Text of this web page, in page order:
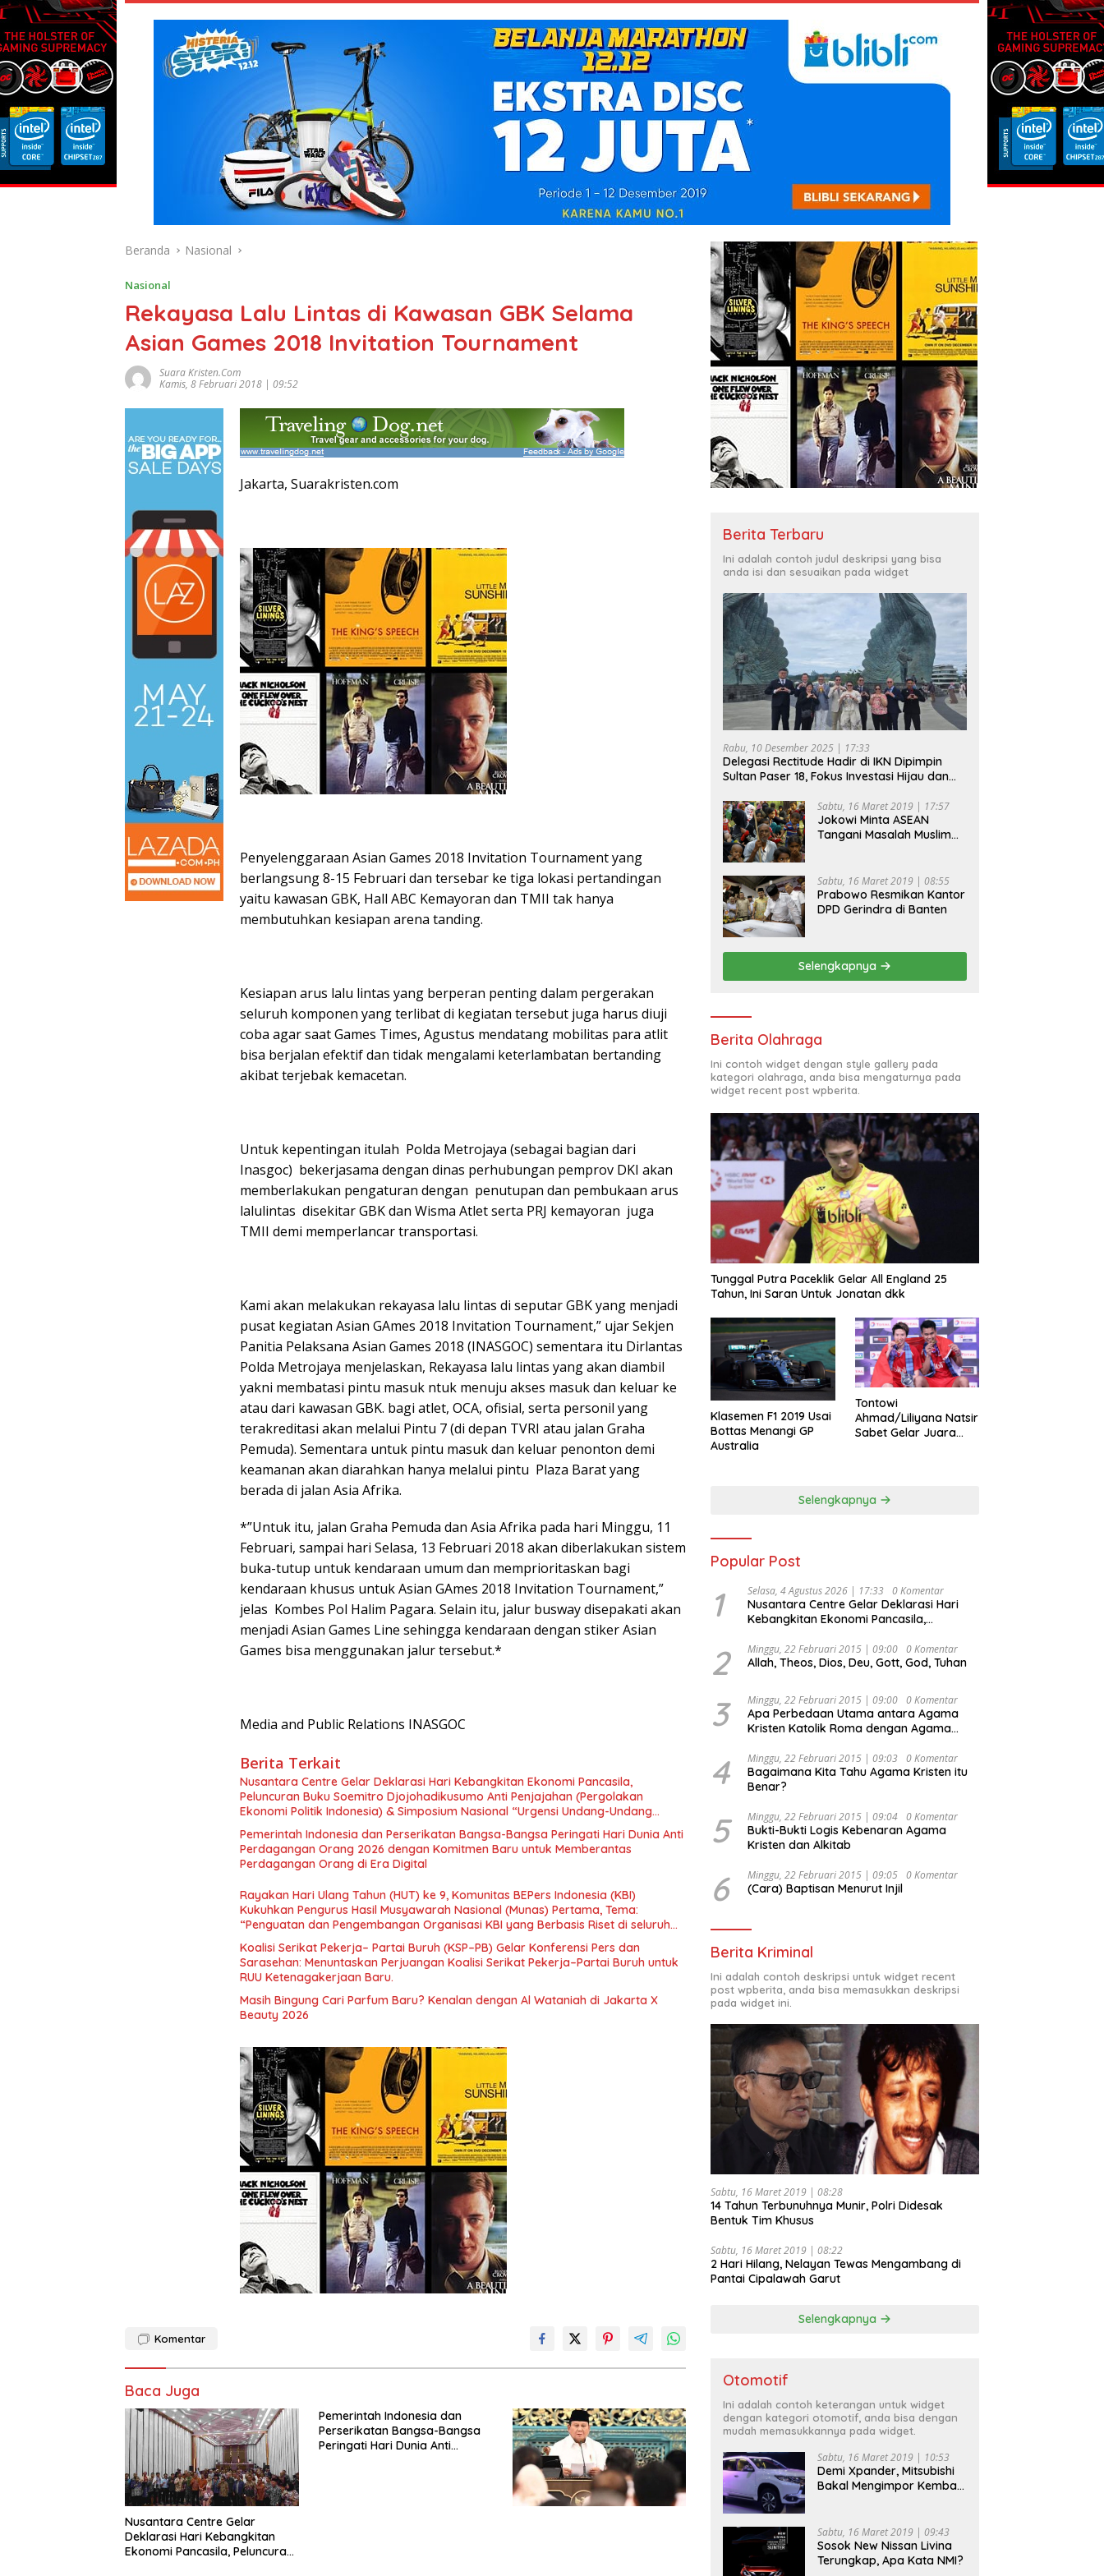
Beranda Nasional
Nasional
Rekayasa Lalu Lintas di Kawasan GBK Selama
Asian Games 2018 Invitation Tournament
Suara Kristen.com
Kamis, 8 Februari 2018 | 09:52
Jakarta, Suarakristen.com
Penyelenggaraan Asian Games 2018 Invitation Tournament yang
berlangsung 8-15 Februari dan tersebar ke tiga lokasi pertandingan
yaitu kawasan GBK, Hall ABC Kemayoran dan TMII tak hanya
membutuhkan kesiapan arena tanding.
Kesiapan arus lalu lintas yang berperan penting dalam pergerakan
seluruh komponen yang terlibat di kegiatan tersebut juga harus diuji
coba agar saat Games Times, Agustus mendatang mobilitas para atlit
bisa berjalan efektif dan tidak mengalami keterlambatan bertanding
akibat terjebak kemacetan.
Untuk kepentingan itulah Polda Metrojaya (sebagai bagian dari
Inasgoc) bekerjasama dengan dinas perhubungan pemprov DKI akan
memberlakukan pengaturan dengan penutupan dan pembukaan arus
lalulintas disekitar GBK dan Wisma Atlet serta PRJ kemayoran juga
TMII demi memperlancar transportasi.
Kami akan melakukan rekayasa lalu lintas di seputar GBK yang menjadi
pusat kegiatan Asian GAmes 2018 Invitation Tournament,” ujar Sekjen
Panitia Pelaksana Asian Games 2018 (INASGOC) sementara itu Dirlantas
Polda Metrojaya menjelaskan, Rekayasa lalu lintas yang akan diambil
yakni membatasi pintu masuk ntuk menuju akses masuk dan keluar ke
atau dari kawasan GBK. bagi atlet, OCA, ofisial, serta personil yang
terakreditasi akan melalui Pintu 7 (di depan TVRI atau jalan Graha
Pemuda). Sementara untuk pintu masuk dan keluar penonton demi
keamanan akan diarahkan hanya melalui pintu Plaza Barat yang
berada di jalan Asia Afrika.
*”Untuk itu, jalan Graha Pemuda dan Asia Afrika pada hari Minggu, 11
Februari, sampai hari Selasa, 13 Februari 2018 akan diberlakukan sistem
buka-tutup untuk kendaraan umum dan memprioritaskan bagi
kendaraan khusus untuk Asian GAmes 2018 Invitation Tournament,”
jelas Kombes Pol Halim Pagara. Selain itu, jalur busway disepakati akan
menjadi Asian Games Line sehingga kendaraan dengan stiker Asian
Games bisa menggunakan jalur tersebut.*
Media and Public Relations INASGOC
Berita Terkait
Nusantara Centre Gelar Deklarasi Hari Kebangkitan Ekonomi Pancasila,
Peluncuran Buku Soemitro Djojohadikusumo Anti Penjajahan (Pergolakan
Ekonomi Politik Indonesia) & Simposium Nasional “Urgensi Undang-Undang
Perekonomian Nasional dan Kesejahteraan Sosial dalam Menata Bangsa Menuju
Indonesia Emas 2045”,
Pemerintah Indonesia dan Perserikatan Bangsa-Bangsa Peringati Hari Dunia Anti
Perdagangan Orang 2026 dengan Komitmen Baru untuk Memberantas
Perdagangan Orang di Era Digital
Rayakan Hari Ulang Tahun (HUT) ke 9, Komunitas BEPers Indonesia (KBI)
Kukuhkan Pengurus Hasil Musyawarah Nasional (Munas) Pertama, Tema:
“Penguatan dan Pengembangan Organisasi KBI yang Berbasis Riset di seluruh
Indonesia dan Mancanegara”.
Koalisi Serikat Pekerja– Partai Buruh (KSP–PB) Gelar Konferensi Pers dan
Sarasehan: Menuntaskan Perjuangan Koalisi Serikat Pekerja–Partai Buruh untuk
RUU Ketenagakerjaan Baru.
Masih Bingung Cari Parfum Baru? Kenalan dengan Al Wataniah di Jakarta X
Beauty 2026
Komentar
Baca Juga
Nusantara Centre Gelar
Deklarasi Hari Kebangkitan
Ekonomi Pancasila, Peluncuran
Pemerintah Indonesia dan
Perserikatan Bangsa-Bangsa
Peringati Hari Dunia Anti
Berita Terbaru
Ini adalah contoh judul deskripsi yang bisa
anda isi dan sesuaikan pada widget
Rabu, 10 Desember 2025 | 17:33
Delegasi Rectitude Hadir di IKN Dipimpin
Sultan Paser 18, Fokus Investasi Hijau dan
Sabtu, 16 Maret 2019 | 17:57
Jokowi Minta ASEAN
Tangani Masalah Muslim
Sabtu, 16 Maret 2019 | 08:55
Prabowo Resmikan Kantor
DPD Gerindra di Banten
Selengkapnya
Berita Olahraga
Ini contoh widget dengan style gallery pada
kategori olahraga, anda bisa mengaturnya pada
widget recent post wpberita.
Tunggal Putra Paceklik Gelar All England 25
Tahun, Ini Saran Untuk Jonatan dkk
Klasemen F1 2019 Usai
Bottas Menangi GP
Australia
Tontowi
Ahmad/Liliyana Natsir
Sabet Gelar Juara
Selengkapnya
Popular Post
1 Selasa, 4 Agustus 2026 | 17:33 0 Komentar
Nusantara Centre Gelar Deklarasi Hari
Kebangkitan Ekonomi Pancasila,
Djojohadikusumo Anti Penjajahan
(Pergolakan Ekonomi Politik Indonesia) &
Undang Perekonomian Nasional dan
Kesejahteraan Sosial dalam Menata
Bangsa Menuju Indonesia Emas 2045”,
2 Minggu, 22 Februari 2015 | 09:00 0 Komentar
Allah, Theos, Dios, Deu, Gott, God, Tuhan
3 Minggu, 22 Februari 2015 | 09:00 0 Komentar
Apa Perbedaan Utama antara Agama
Kristen Katolik Roma dengan Agama
4 Minggu, 22 Februari 2015 | 09:03 0 Komentar
Bagaimana Kita Tahu Agama Kristen itu
Benar?
5 Minggu, 22 Februari 2015 | 09:04 0 Komentar
Bukti-Bukti Logis Kebenaran Agama
Kristen dan Alkitab
6 Minggu, 22 Februari 2015 | 09:05 0 Komentar
(Cara) Baptisan Menurut Injil
Berita Kriminal
Ini adalah contoh deskripsi untuk widget recent
post wpberita, anda bisa memasukkan deskripsi
pada widget ini.
Sabtu, 16 Maret 2019 | 08:28
14 Tahun Terbunuhnya Munir, Polri Didesak
Bentuk Tim Khusus
Sabtu, 16 Maret 2019 | 08:22
2 Hari Hilang, Nelayan Tewas Mengambang di
Pantai Cipalawah Garut
Selengkapnya
Otomotif
Ini adalah contoh keterangan untuk widget
dengan kategori otomotif, anda bisa dengan
mudah memasukkannya pada widget.
Sabtu, 16 Maret 2019 | 10:53
Demi Xpander, Mitsubishi
Bakal Mengimpor Kembali
Sabtu, 16 Maret 2019 | 09:43
Sosok New Nissan Livina
Terungkap, Apa Kata NMI?